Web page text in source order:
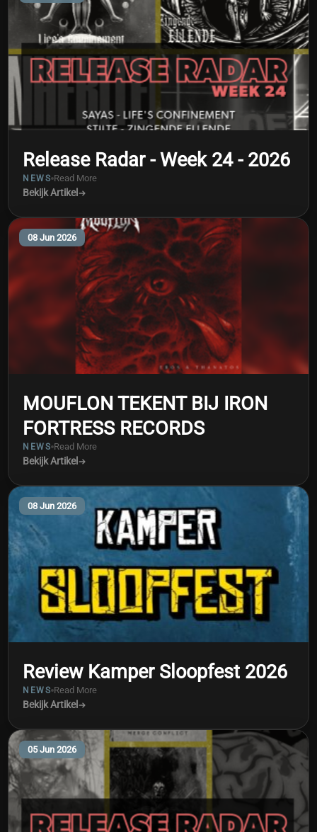
Release Radar - Week 24 - 2026
NEWS Read More
Bekijk Artikel
08 Jun 2026
MOUFLON TEKENT BIJ IRON
FORTRESS RECORDS
NEWS Read More
Bekijk Artikel
08 Jun 2026
Review Kamper Sloopfest 2026
NEWS Read More
Bekijk Artikel
05 Jun 2026